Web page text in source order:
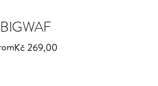
BIGWAF
Kč 269,00